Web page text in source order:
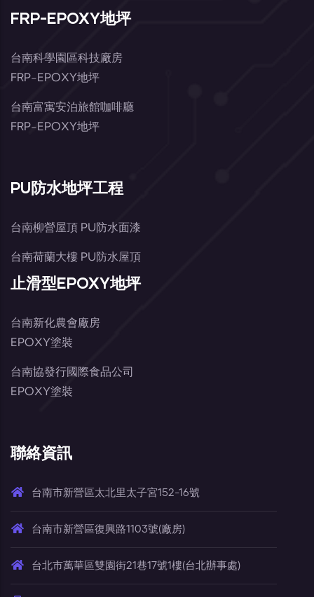
FRP-EPOXY地坪
台南科學園區科技廠房
FRP-EPOXY地坪
台南富寓安泊旅館咖啡廳
FRP-EPOXY地坪
PU防水地坪工程
台南柳營屋頂 PU防水面漆
台南荷蘭大樓 PU防水屋頂
止滑型EPOXY地坪
台南新化農會廠房
EPOXY塗裝
台南協發行國際食品公司
EPOXY塗裝
聯絡資訊
台南市新營區太北里太子宮152-16號
台南市新營區復興路1103號(廠房)
台北市萬華區雙園街21巷17號1樓(台北辦事處)